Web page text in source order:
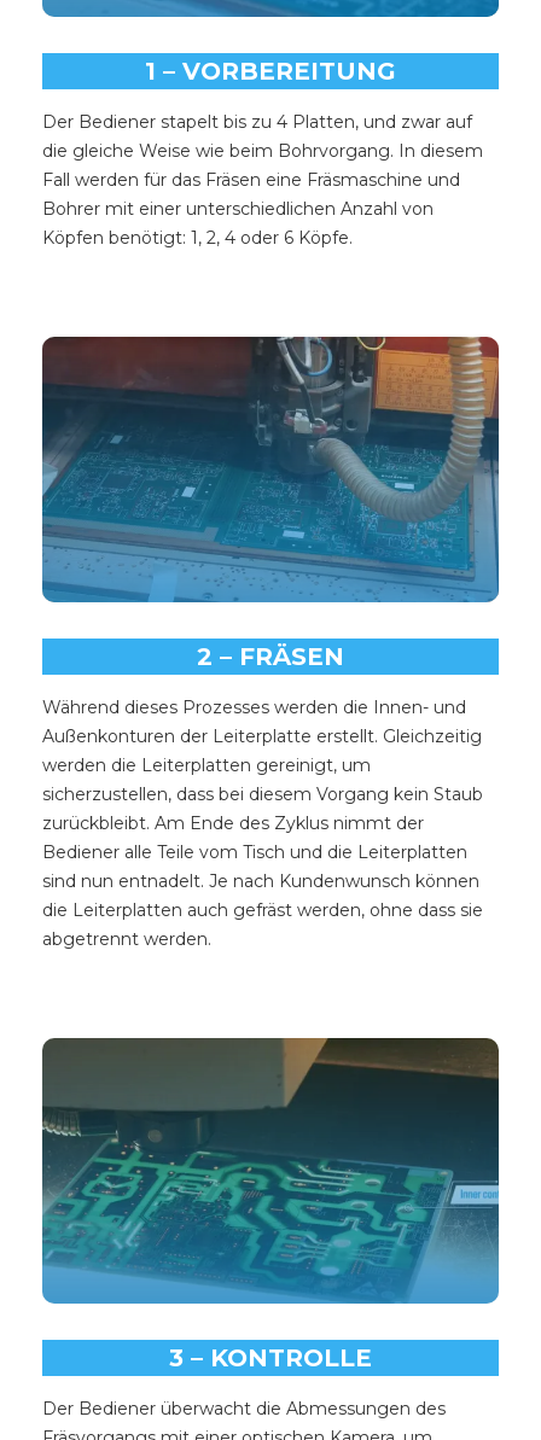
1 – VORBEREITUNG
Der Bediener stapelt bis zu 4 Platten, und zwar auf
die gleiche Weise wie beim Bohrvorgang. In diesem
Fall werden für das Fräsen eine Fräsmaschine und
Bohrer mit einer unterschiedlichen Anzahl von
Köpfen benötigt: 1, 2, 4 oder 6 Köpfe.
2 – FRÄSEN
Während dieses Prozesses werden die Innen- und
Außenkonturen der Leiterplatte erstellt. Gleichzeitig
werden die Leiterplatten gereinigt, um
sicherzustellen, dass bei diesem Vorgang kein Staub
zurückbleibt. Am Ende des Zyklus nimmt der
Bediener alle Teile vom Tisch und die Leiterplatten
sind nun entnadelt. Je nach Kundenwunsch können
die Leiterplatten auch gefräst werden, ohne dass sie
abgetrennt werden.
3 – KONTROLLE
Der Bediener überwacht die Abmessungen des